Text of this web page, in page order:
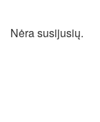
Nėra susijusių.